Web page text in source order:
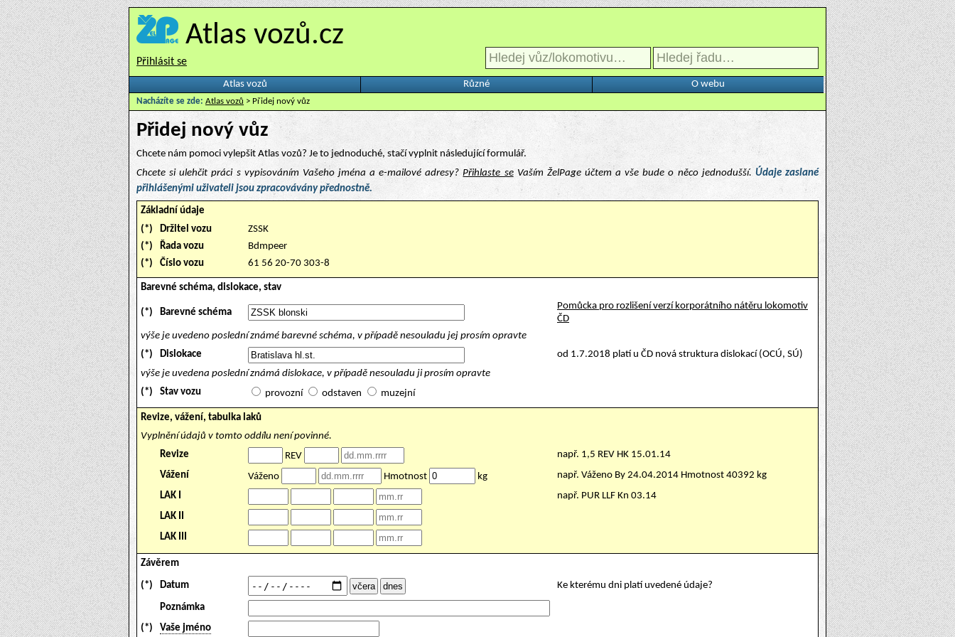
Atlas vozů.cz
Přihlásit se
Atlas vozů Různé O webu
Nacházíte se zde: Atlas vozů > Přidej nový vůz
Přidej nový vůz
Chcete nám pomoci vylepšit Atlas vozů? Je to jednoduché, stačí vyplnit následující formulář.
Chcete si ulehčit práci s vypisováním Vašeho jména a e-mailové adresy?Přihlaste seVaším ŽelPage účtem a vše bude o něco jednodušší. Údaje zaslané
přihlášenými uživateli jsou zpracovávány přednostně.
Základní údaje
(*)
Držitel vozu
ZSSK
(*)
Řada vozu
Bdmpeer
(*)
Číslo vozu 61 56 20-70 303-8
Barevné schéma, dislokace, stav
(*) Barevné schéma
Pomůcka pro rozlišení verzí korporátního nátěru lokomotiv
ČD
výše je uvedeno poslední známé barevné schéma, v případě nesouladu jej prosím opravte
(*)
Dislokace
od 1.7.2018 platí u ČD nová struktura dislokací (OCÚ, SÚ)
výše je uvedena poslední známá dislokace, v případě nesouladu ji prosím opravte
(*)
Stav vozu provozní odstaven muzejní
Revize, vážení, tabulka laků
Vyplnění údajů v tomto oddílu není povinné.
Revize
REV
např. 1,5 REV HK 15.01.14
Vážení
Váženo Hmotnost kg
např. Váženo By 24.04.2014 Hmotnost 40392 kg
LAK I
např. PUR LLF Kn 03.14
LAK II
LAK III
Závěrem
(*) Datum Ke kterému dni platí uvedené údaje?
Poznámka
(*)
Vaše jméno